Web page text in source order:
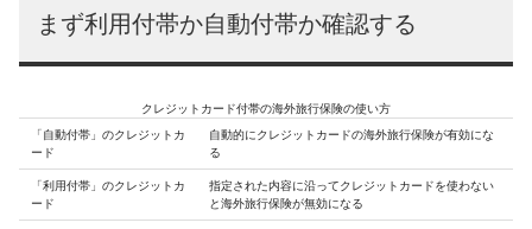
まず利用付帯か自動付帯か確認する
クレジットカード付帯の海外旅行保険の使い方
「自動付帯」のクレジットカ
ード
自動的にクレジットカードの海外旅行保険が有効にな
る
「利用付帯」のクレジットカ
ード
指定された内容に沿ってクレジットカードを使わない
と海外旅行保険が無効になる